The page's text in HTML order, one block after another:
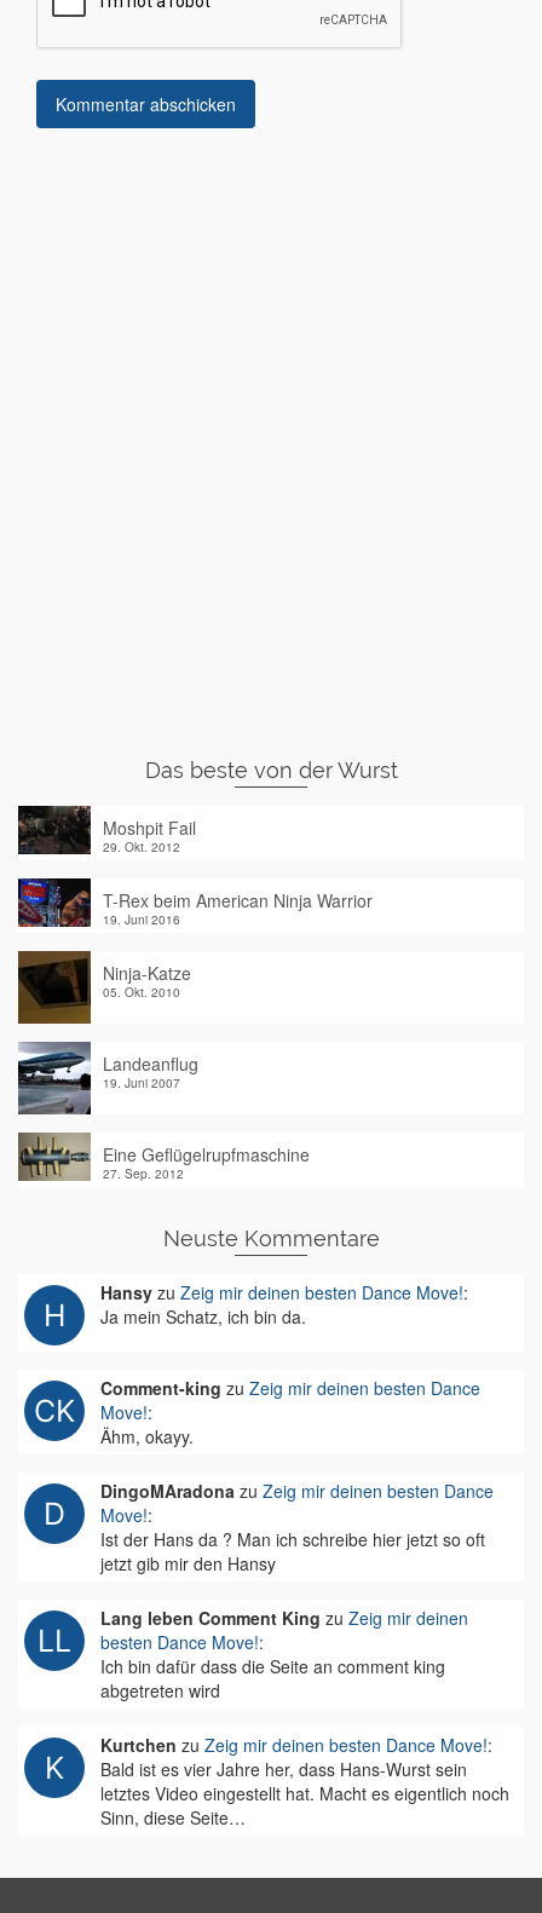
Das beste von der Wurst
Moshpit Fail
29. Okt. 2012
T-Rex beim American Ninja Warrior
19. Juni 2016
Ninja-Katze
05. Okt. 2010
Landeanflug
19. Juni 2007
Eine Geflügelrupfmaschine
27. Sep. 2012
Neuste Kommentare
Hansy zu Zeig mir deinen besten Dance Move!:
Ja mein Schatz, ich bin da.
Comment-king zu Zeig mir deinen besten Dance
Move!:
Ähm, okayy.
DingoMAradona zu Zeig mir deinen besten Dance
Move!:
Ist der Hans da ? Man ich schreibe hier jetzt so oft
jetzt gib mir den Hansy
Lang leben Comment King zu Zeig mir deinen
besten Dance Move!:
Ich bin dafür dass die Seite an comment king
abgetreten wird
Kurtchen zu Zeig mir deinen besten Dance Move!:
Bald ist es vier Jahre her, dass Hans-Wurst sein
letztes Video eingestellt hat. Macht es eigentlich noch
Sinn, diese Seite…